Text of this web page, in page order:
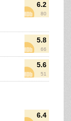
6.2
80
5.8
66
5.6
51
6.4